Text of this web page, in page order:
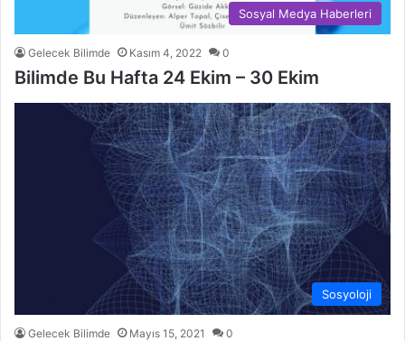
Sosyal Medya Haberleri
Gelecek Bilimde Kasım 4, 2022 0
Bilimde Bu Hafta 24 Ekim – 30 Ekim
Sosyoloji
Gelecek Bilimde Mayıs 15, 2021 0